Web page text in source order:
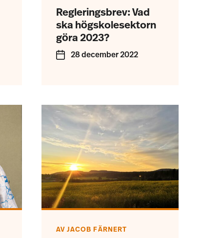
Regleringsbrev: Vad
ska högskolesektorn
göra 2023?
28 december 2022
AVJACOB FÄRNERT